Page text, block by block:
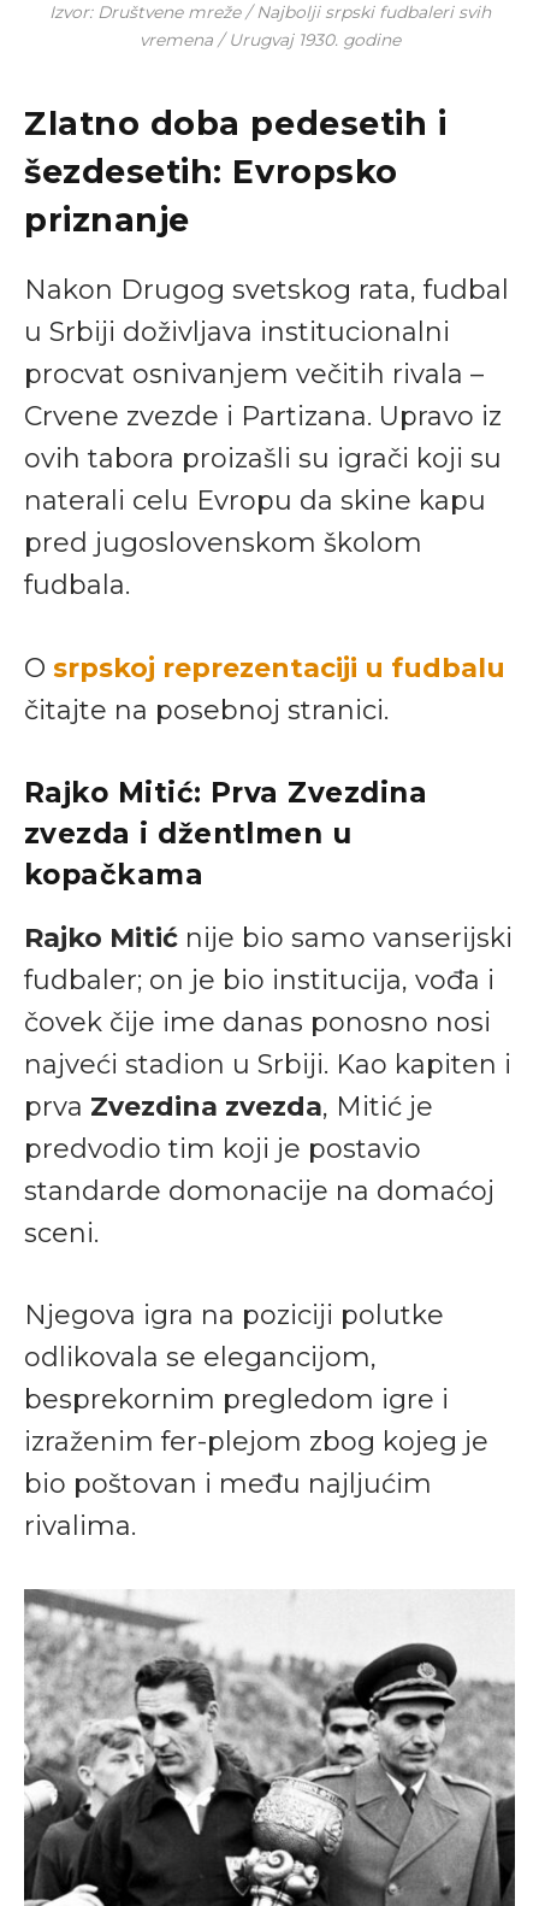
Izvor: Društvene mreže / Najbolji srpski fudbaleri svih
vremena / Urugvaj 1930. godine
Zlatno doba pedesetih i
šezdesetih: Evropsko
priznanje
Nakon Drugog svetskog rata, fudbal
u Srbiji doživljava institucionalni
procvat osnivanjem večitih rivala –
Crvene zvezde i Partizana. Upravo iz
ovih tabora proizašli su igrači koji su
naterali celu Evropu da skine kapu
pred jugoslovenskom školom
fudbala.
O srpskoj reprezentaciji u fudbalu
čitajte na posebnoj stranici.
Rajko Mitić: Prva Zvezdina
zvezda i džentlmen u
kopačkama
Rajko Mitić nije bio samo vanserijski
fudbaler; on je bio institucija, vođa i
čovek čije ime danas ponosno nosi
najveći stadion u Srbiji. Kao kapiten i
prva Zvezdina zvezda, Mitić je
predvodio tim koji je postavio
standarde domonacije na domaćoj
sceni.
Njegova igra na poziciji polutke
odlikovala se elegancijom,
besprekornim pregledom igre i
izraženim fer-plejom zbog kojeg je
bio poštovan i među najljućim
rivalima.